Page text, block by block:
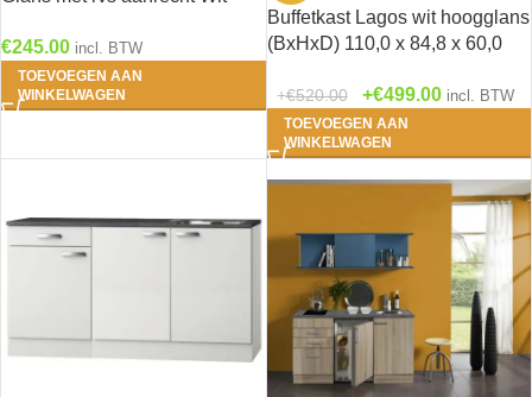
SPL106-9-886
€245.00 incl. BTW
TOEVOEGEN AAN
WINKELWAGEN
Buffetkast Lagos wit hoogglans
(BxHxD) 110,0 x 84,8 x 60,0
€520.00 €499.00 incl. BTW
TOEVOEGEN AAN
WINKELWAGEN